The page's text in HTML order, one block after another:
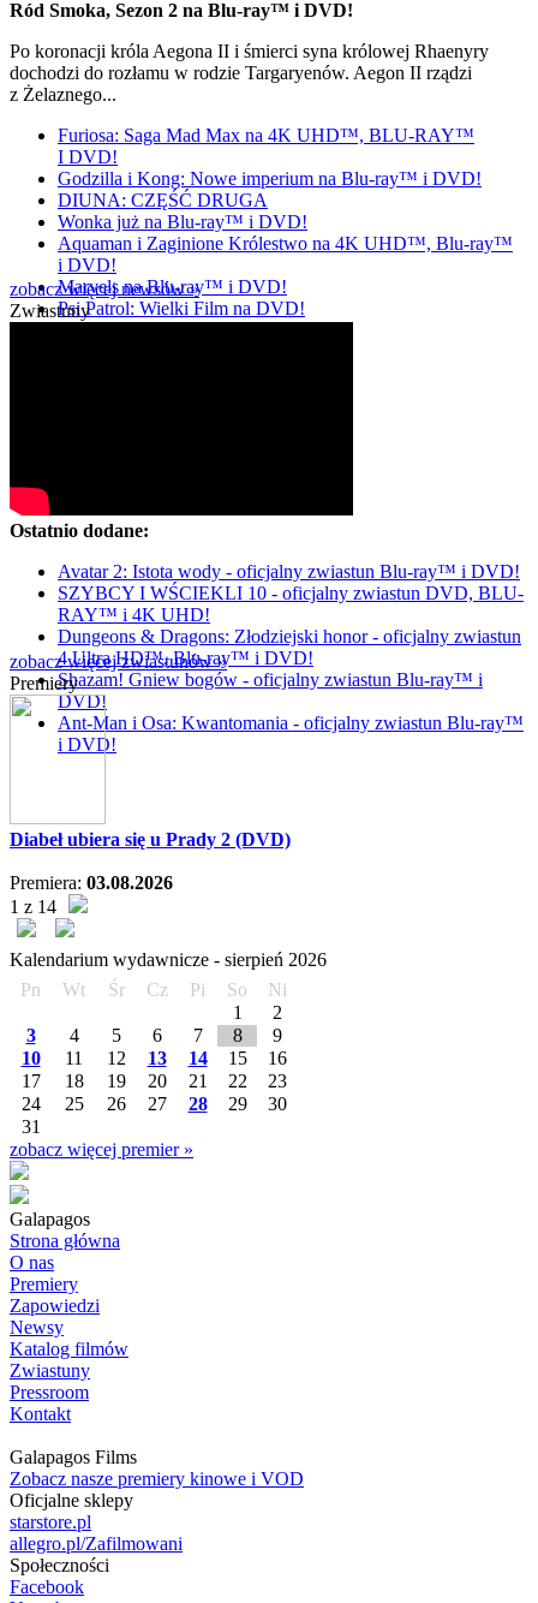
Ród Smoka, Sezon 2 na Blu-ray™ i DVD!
Po koronacji króla Aegona II i śmierci syna królowej Rhaenyry
dochodzi do rozłamu w rodzie Targaryenów. Aegon II rządzi
z Żelaznego...
Furiosa: Saga Mad Max na 4K UHD™, BLU-RAY™
I DVD!
Godzilla i Kong: Nowe imperium na Blu-ray™ i DVD!
DIUNA: CZĘŚĆ DRUGA
Wonka już na Blu-ray™ i DVD!
Aquaman i Zaginione Królestwo na 4K UHD™, Blu-ray™
i DVD!
Marvels na Blu-ray™ i DVD!
Psi Patrol: Wielki Film na DVD!
zobacz więcej newsów »
Zwiastuny
Ostatnio dodane:
Avatar 2: Istota wody - oficjalny zwiastun Blu-ray™ i DVD!
SZYBCY I WŚCIEKLI 10 - oficjalny zwiastun DVD, BLU-
RAY™ i 4K UHD!
Dungeons & Dragons: Złodziejski honor - oficjalny zwiastun
4 Ultra HD™, Blu-ray™ i DVD!
Shazam! Gniew bogów - oficjalny zwiastun Blu-ray™ i
DVD!
Ant-Man i Osa: Kwantomania - oficjalny zwiastun Blu-ray™
i DVD!
zobacz więcej zwiastunów »
Premiery
Diabeł ubiera się u Prady 2 (DVD)
Premiera: 03.08.2026
1 z 14
Kalendarium wydawnicze - sierpień 2026
Pn
Wt Śr Cz Pi So
Ni
1
2
3
4 5 6 7 8
9
10
11 12 13 14 15
16
17
18 19 20 21 22
23
24
25 26 27 28 29
30
31
zobacz więcej premier »
Galapagos
Strona główna
O nas
Premiery
Zapowiedzi
Newsy
Katalog filmów
Zwiastuny
Pressroom
Kontakt
Galapagos Films
Zobacz nasze premiery kinowe i VOD
Oficjalne sklepy
starstore.pl
allegro.pl/Zafilmowani
Społeczności
Facebook